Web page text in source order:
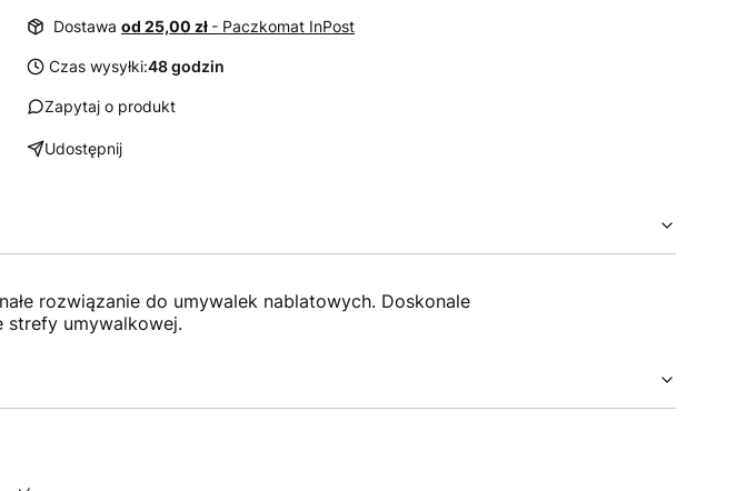
Dostawa od 25,00 zł - Paczkomat InPost
Czas wysyłki:48 godzin
Zapytaj o produkt
Udostępnij
rozwiązanie do umywalek nablatowych. Doskonale
strefy umywalkowej.